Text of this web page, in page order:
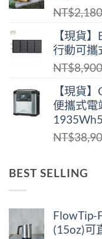
NT$2,180
【現貨
行動可攜
NT$8,900
【現貨
便攜式電
NT$
BEST SELLING
FlowTip-
(15oz)可